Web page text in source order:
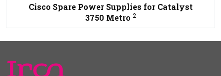
Cisco Spare Power Supplies for Catalyst
3750 Metro 2